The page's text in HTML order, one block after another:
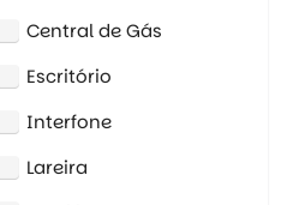
Central de Gás
Escritório
Interfone
Lareira